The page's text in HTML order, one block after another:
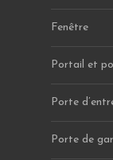
Fenêtre
Portail et
Porte
Porte de